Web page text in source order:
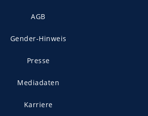
AGB
Gender-Hinweis
Presse
Mediadaten
Karriere